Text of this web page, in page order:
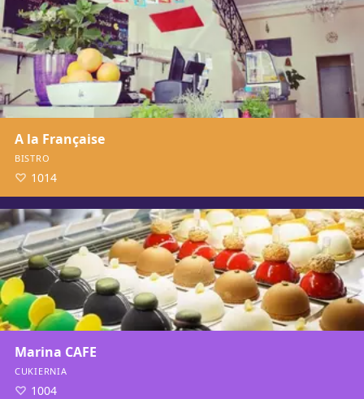
A la Française
BISTRO
1014
Marina CAFE
CUKIERNIA
1004